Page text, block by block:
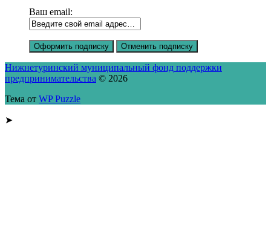
Ваш email:
Нижнетуринский муниципальный фонд поддержки
предпринимательства © 2026
Тема от WP Puzzle
➤